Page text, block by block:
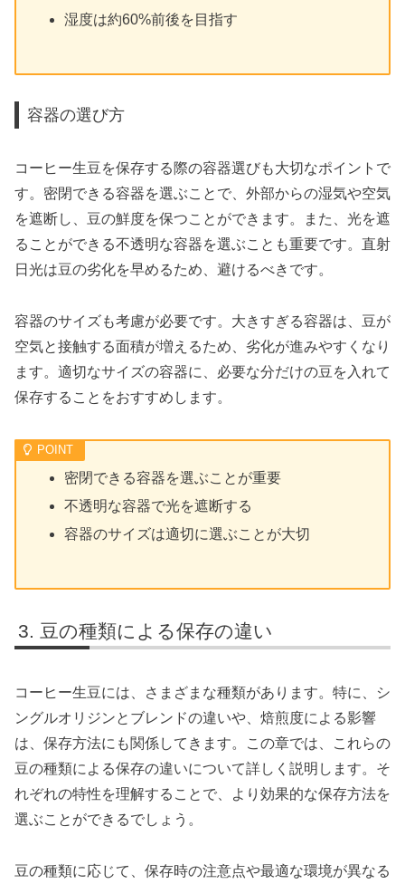
湿度は約60%前後を目指す
容器の選び方
コーヒー生豆を保存する際の容器選びも大切なポイントで
す。密閉できる容器を選ぶことで、外部からの湿気や空気
を遮断し、豆の鮮度を保つことができます。また、光を遮
ることができる不透明な容器を選ぶことも重要です。直射
日光は豆の劣化を早めるため、避けるべきです。
容器のサイズも考慮が必要です。大きすぎる容器は、豆が
空気と接触する面積が増えるため、劣化が進みやすくなり
ます。適切なサイズの容器に、必要な分だけの豆を入れて
保存することをおすすめします。
密閉できる容器を選ぶことが重要
不透明な容器で光を遮断する
容器のサイズは適切に選ぶことが大切
豆の種類による保存の違い
コーヒー生豆には、さまざまな種類があります。特に、シ
ングルオリジンとブレンドの違いや、焙煎度による影響
は、保存方法にも関係してきます。この章では、これらの
豆の種類による保存の違いについて詳しく説明します。そ
れぞれの特性を理解することで、より効果的な保存方法を
選ぶことができるでしょう。
豆の種類に応じて、保存時の注意点や最適な環境が異なる